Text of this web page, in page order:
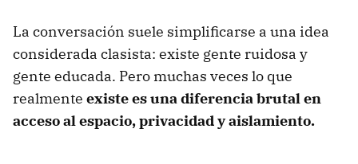
La conversación suele simplificarse a una idea
considerada clasista: existe gente ruidosa y
gente educada. Pero muchas veces lo que
realmente existe es una diferencia brutal en
acceso al espacio, privacidad y aislamiento.